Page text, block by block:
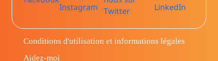
Conditions d'utilisation et informations légales
Aidez-moi